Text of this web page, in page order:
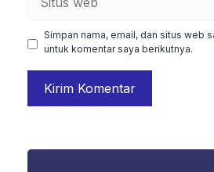
Simpan nama, email, dan situs web
untuk komentar saya berikutnya.